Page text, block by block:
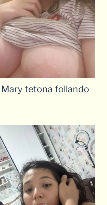
Mary tetona follando